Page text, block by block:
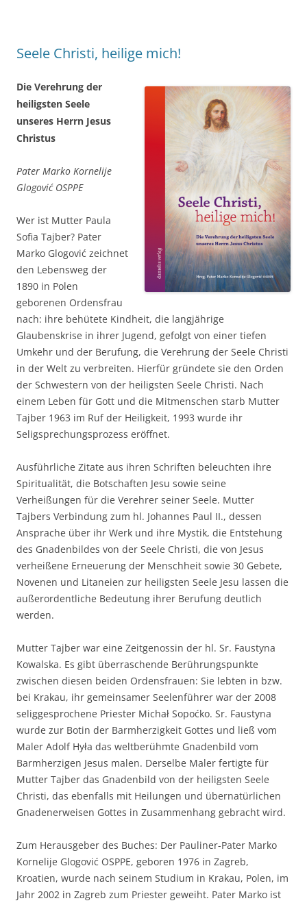
Seele Christi, heilige mich!
Die Verehrung der
heiligsten Seele
unseres Herrn Jesus
Christus
Pater Marko Kornelije
Glogović OSPPE
Wer ist Mutter Paula
Sofia Tajber? Pater
Marko Glogović zeichnet
den Lebensweg der
1890 in Polen
geborenen Ordensfrau
nach: ihre behütete Kindheit, die langjährige
Glaubenskrise in ihrer Jugend, gefolgt von einer tiefen
Umkehr und der Berufung, die Verehrung der Seele Christi
in der Welt zu verbreiten. Hierfür gründete sie den Orden
der Schwestern von der heiligsten Seele Christi. Nach
einem Leben für Gott und die Mitmenschen starb Mutter
Tajber 1963 im Ruf der Heiligkeit, 1993 wurde ihr
Seligsprechungsprozess eröffnet.
Ausführliche Zitate aus ihren Schriften beleuchten ihre
Spiritualität, die Botschaften Jesu sowie seine
Verheißungen für die Verehrer seiner Seele. Mutter
Tajbers Verbindung zum hl. Johannes Paul II., dessen
Ansprache über ihr Werk und ihre Mystik, die Entstehung
des Gnadenbildes von der Seele Christi, die von Jesus
verheißene Erneuerung der Menschheit sowie 30 Gebete,
Novenen und Litaneien zur heiligsten Seele Jesu lassen die
außerordentliche Bedeutung ihrer Berufung deutlich
werden.
Mutter Tajber war eine Zeitgenossin der hl. Sr. Faustyna
Kowalska. Es gibt überraschende Berührungspunkte
zwischen diesen beiden Ordensfrauen: Sie lebten in bzw.
bei Krakau, ihr gemeinsamer Seelenführer war der 2008
seliggesprochene Priester Michał Sopoćko. Sr. Faustyna
wurde zur Botin der Barmherzigkeit Gottes und ließ vom
Maler Adolf Hyła das weltberühmte Gnadenbild vom
Barmherzigen Jesus malen. Derselbe Maler fertigte für
Mutter Tajber das Gnadenbild von der heiligsten Seele
Christi, das ebenfalls mit Heilungen und übernatürlichen
Gnadenerweisen Gottes in Zusammenhang gebracht wird.
Zum Herausgeber des Buches: Der Pauliner-Pater Marko
Kornelije Glogović OSPPE, geboren 1976 in Zagreb,
Kroatien, wurde nach seinem Studium in Krakau, Polen, im
Jahr 2002 in Zagreb zum Priester geweiht. Pater Marko ist